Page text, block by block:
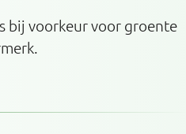
bij voorkeur voor groente